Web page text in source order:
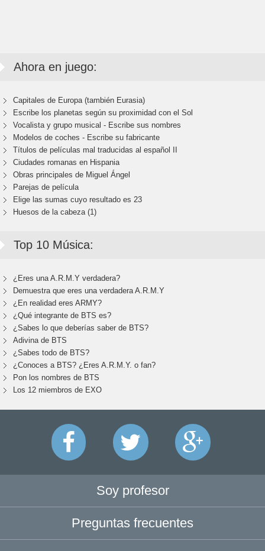
Ahora en juego:
Capitales de Europa (también Eurasia)
Escribe los planetas según su proximidad con el Sol
Vocalista y grupo musical - Escribe sus nombres
Modelos de coches - Escribe su fabricante
Títulos de películas mal traducidas al español II
Ciudades romanas en Hispania
Obras principales de Miguel Ángel
Parejas de película
Elige las sumas cuyo resultado es 23
Huesos de la cabeza (1)
Top 10 Música:
¿Eres una A.R.M.Y verdadera?
Demuestra que eres una verdadera A.R.M.Y
¿En realidad eres ARMY?
¿Qué integrante de BTS es?
¿Sabes lo que deberías saber de BTS?
Adivina de BTS
¿Sabes todo de BTS?
¿Conoces a BTS? ¿Eres A.R.M.Y. o fan?
Pon los nombres de BTS
Los 12 miembros de EXO
Soy profesor
Preguntas frecuentes